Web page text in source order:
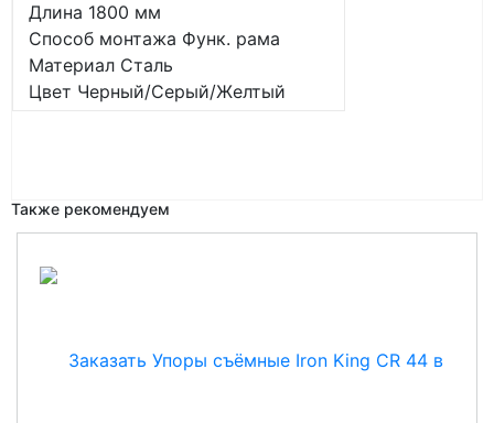
Длина 1800 мм
Способ монтажа Функ. рама
Материал Сталь
Цвет Черный/Серый/Желтый
Также рекомендуем